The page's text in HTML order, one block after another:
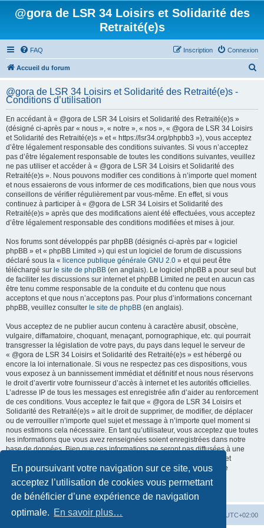
En poursuivant votre navigation sur ce site, vous
acceptez l’utilisation de cookies vous permettant
de bénéficier d’une expérience de navigation
optimale. En savoir plus…
@gora de LSR 34 Loisirs et Solidarité des
Retraité(e)s
FAQ Connexion
Inscription
Accueil du forum
h
@gora de LSR 34 Loisirs et Solidarité des Retraité(e)s -
Conditions d’utilisation
En accédant à « @gora de LSR 34 Loisirs et Solidarité des Retraité(e)s »
(désigné ci-après par « nous », « notre », « nos », « @gora de LSR 34 Loisirs
et Solidarité des Retraité(e)s » et « https://lsr34.org/phpbb3 »), vous acceptez
d’être légalement responsable des conditions suivantes. Si vous n’acceptez
pas d’être légalement responsable de toutes les conditions suivantes, veuillez
ne pas utiliser et accéder à « @gora de LSR 34 Loisirs et Solidarité des
Retraité(e)s ». Nous pouvons modifier ces conditions à n’importe quel moment
et nous essaierons de vous informer de ces modifications, bien que nous vous
conseillons de vérifier régulièrement par vous-même. En effet, si vous
continuez à participer à « @gora de LSR 34 Loisirs et Solidarité des
Retraité(e)s » après que des modifications aient été effectuées, vous acceptez
d’être légalement responsable des conditions modifiées et mises à jour.
Nos forums sont développés par phpBB (désignés ci-après par « logiciel
phpBB » et « phpBB Limited ») qui est un logiciel de forum de discussions
déclaré sous la « licence publique générale GNU 2.0 » et qui peut être
téléchargé sur le site de phpBB (en anglais). Le logiciel phpBB a pour seul but
de faciliter les discussions sur internet et phpBB Limited ne peut en aucun cas
être tenu comme responsable de la conduite et du contenu que nous
acceptons et que nous n’acceptons pas. Pour plus d’informations concernant
phpBB, veuillez consulter le site de phpBB (en anglais).
Vous acceptez de ne publier aucun contenu à caractère abusif, obscène,
vulgaire, diffamatoire, choquant, menaçant, pornographique, etc. qui pourrait
transgresser la législation de votre pays, du pays dans lequel le serveur de
« @gora de LSR 34 Loisirs et Solidarité des Retraité(e)s » est hébergé ou
encore la loi internationale. Si vous ne respectez pas ces dispositions, vous
vous exposez à un bannissement immédiat et définitif et nous nous réservons
le droit d’avertir votre fournisseur d’accès à internet et les autorités officielles.
L’adresse IP de tous les messages est enregistrée afin d’aider au renforcement
de ces conditions. Vous acceptez le fait que « @gora de LSR 34 Loisirs et
Solidarité des Retraité(e)s » ait le droit de supprimer, de modifier, de déplacer
ou de verrouiller n’importe quel sujet et message à n’importe quel moment si
nous estimons cela nécessaire. En tant qu’utilisateur, vous acceptez que toutes
les informations que vous avez renseignées soient enregistrées dans notre
base de données. Bien que ces informations ne seront pas diffusées à une
tierce partie sans votre consentement, ni « @gora de LSR 34 Loisirs et
Solidarité des Retraité(e)s », ni phpBB, ne pourront être tenus comme
responsables en cas de tentative de piratage informatique visant à
compromettre vos données.
Accueil du forum UTC+02:00